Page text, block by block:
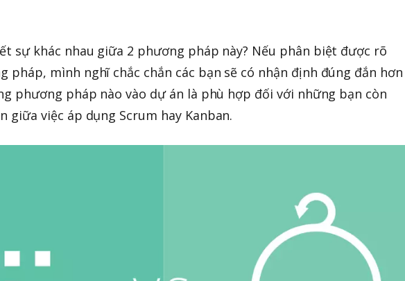
sự khác nhau giữa 2 phương pháp này? Nếu phân biệt được rõ
pháp, mình nghĩ chắc chắn các bạn sẽ có nhận định đúng đắn hơn
phương pháp nào vào dự án là phù hợp đối với những bạn còn
giữa việc áp dụng Scrum hay Kanban.